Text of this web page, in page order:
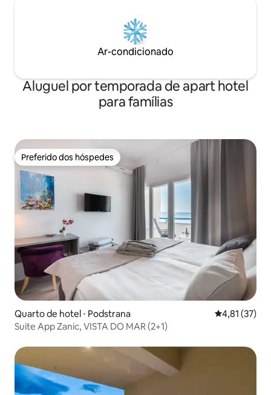
Ar-condicionado
Aluguel por temporada de apart hotel
para famílias
Preferido dos hóspedes
Preferido dos hóspedes
Quarto de hotel ⋅ Podstrana 4,81 de uma
4,81 (37)
Suite App Zanic, VISTA DO MAR (2+1)